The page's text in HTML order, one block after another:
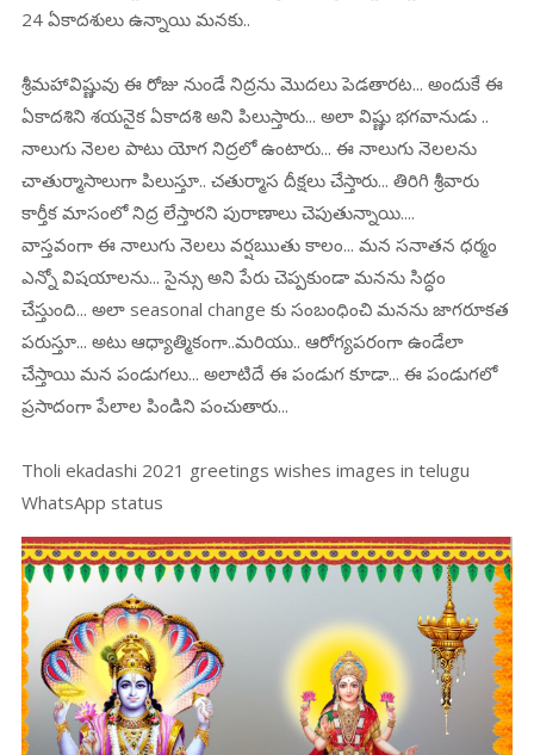
24 ఏకాదశులు ఉన్నాయి మనకు..
శ్రీమహావిష్ణువు ఈ రోజు నుండే నిద్రను మొదలు పెడతారట... అందుకే ఈ
ఏకాదశిని శయనైక ఏకాదశి అని పిలుస్తారు... అలా విష్ణు భగవానుడు ..
నాలుగు నెలల పాటు యోగ నిద్రలో ఉంటారు... ఈ నాలుగు నెలలను
చాతుర్మాసాలుగా పిలుస్తూ.. చతుర్మాస దీక్షలు చేస్తారు... తిరిగి శ్రీవారు
కార్తీక మాసంలో నిద్ర లేస్తారని పురాణాలు చెపుతున్నాయి....
వాస్తవంగా ఈ నాలుగు నెలలు వర్షఋతు కాలం... మన సనాతన ధర్మం
ఎన్నో విషయాలను... సైన్సు అని పేరు చెప్పకుండా మనను సిద్ధం
చేస్తుంది... అలా seasonal change కు సంబంధించి మనను జాగరూకత
పరుస్తూ... అటు ఆధ్యాత్మికంగా..మరియు.. ఆరోగ్యపరంగా ఉండేలా
చేస్తాయి మన పండుగలు... అలాటిదే ఈ పండుగ కూడా... ఈ పండుగలో
ప్రసాదంగా పేలాల పిండిని పంచుతారు...
Tholi ekadashi 2021 greetings wishes images in telugu
WhatsApp status